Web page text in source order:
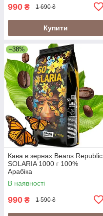
990 ₴ 1 690 ₴
Купити
–38%
Кава в зернах Beans Republic
SOLARIA 1000 г 100%
Арабіка
В наявності
990 ₴ 1 590 ₴